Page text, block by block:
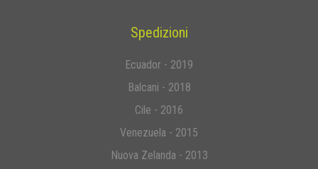
Spedizioni
Ecuador - 2019
Balcani - 2018
Cile - 2016
Venezuela - 2015
Nuova Zelanda - 2013